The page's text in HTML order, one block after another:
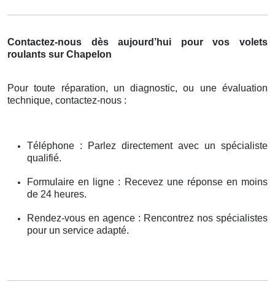
Contactez-nous dès aujourd’hui pour vos volets
roulants sur Chapelon
Pour toute réparation, un diagnostic, ou une évaluation
technique, contactez-nous :
Téléphone : Parlez directement avec un spécialiste
qualifié.
Formulaire en ligne : Recevez une réponse en moins
de 24 heures.
Rendez-vous en agence : Rencontrez nos spécialistes
pour un service adapté.